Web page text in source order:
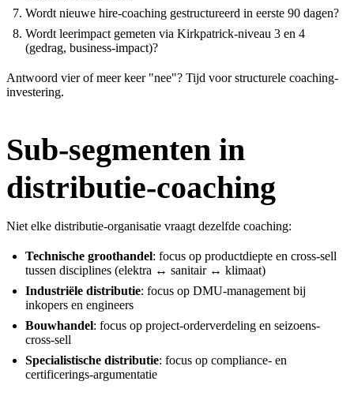
Wordt nieuwe hire-coaching gestructureerd in eerste 90 dagen?
Wordt leerimpact gemeten via Kirkpatrick-niveau 3 en 4
(gedrag, business-impact)?
Antwoord vier of meer keer "nee"? Tijd voor structurele coaching-
investering.
Sub-segmenten in
distributie-coaching
Niet elke distributie-organisatie vraagt dezelfde coaching:
Technische groothandel: focus op productdiepte en cross-sell
tussen disciplines (elektra ↔ sanitair ↔ klimaat)
Industriële distributie: focus op DMU-management bij
inkopers en engineers
Bouwhandel: focus op project-orderverdeling en seizoens-
cross-sell
Specialistische distributie: focus op compliance- en
certificerings-argumentatie